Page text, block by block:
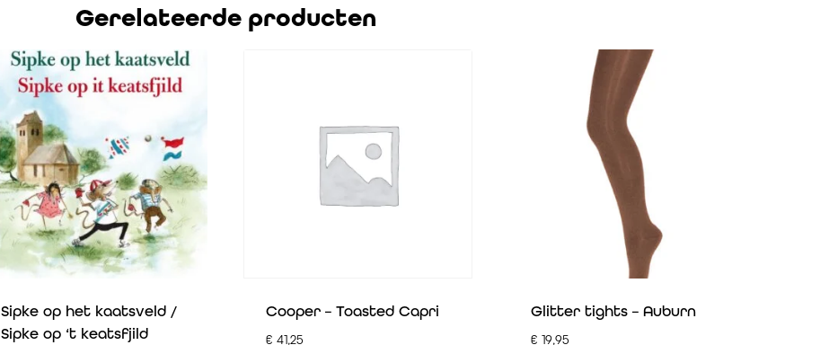
Gerelateerde producten
Sipke op het kaatsveld /
Sipke op ‘t keatsfjild
Cooper – Toasted Capri
€ 41,25
Glitter tights – Auburn
€ 19,95